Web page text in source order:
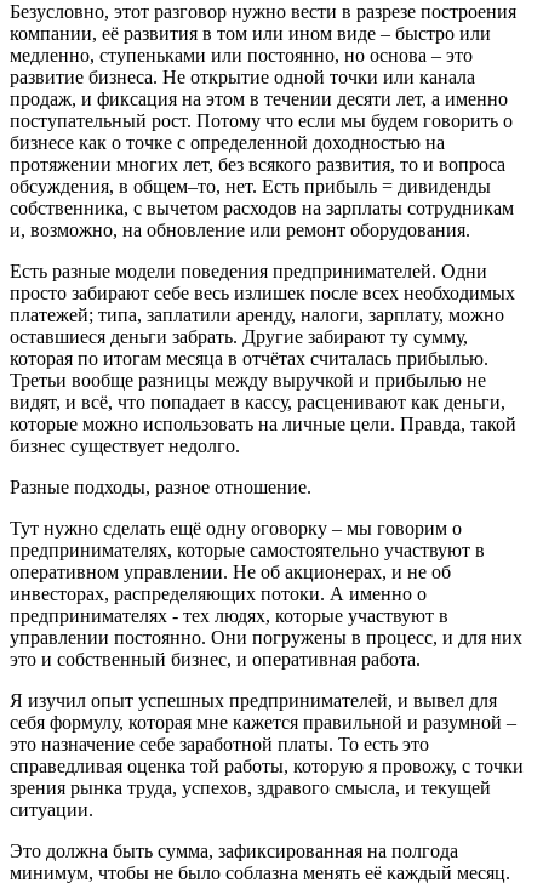
Безусловно, этот разговор нужно вести в разрезе построения
компании, её развития в том или ином виде – быстро или
медленно, ступеньками или постоянно, но основа – это
развитие бизнеса. Не открытие одной точки или канала
продаж, и фиксация на этом в течении десяти лет, а именно
поступательный рост. Потому что если мы будем говорить о
бизнесе как о точке с определенной доходностью на
протяжении многих лет, без всякого развития, то и вопроса
обсуждения, в общем–то, нет. Есть прибыль = дивиденды
собственника, с вычетом расходов на зарплаты сотрудникам
и, возможно, на обновление или ремонт оборудования.
Есть разные модели поведения предпринимателей. Одни
просто забирают себе весь излишек после всех необходимых
платежей; типа, заплатили аренду, налоги, зарплату, можно
оставшиеся деньги забрать. Другие забирают ту сумму,
которая по итогам месяца в отчётах считалась прибылью.
Третьи вообще разницы между выручкой и прибылью не
видят, и всё, что попадает в кассу, расценивают как деньги,
которые можно использовать на личные цели. Правда, такой
бизнес существует недолго.
Разные подходы, разное отношение.
Тут нужно сделать ещё одну оговорку – мы говорим о
предпринимателях, которые самостоятельно участвуют в
оперативном управлении. Не об акционерах, и не об
инвесторах, распределяющих потоки. А именно о
предпринимателях - тех людях, которые участвуют в
управлении постоянно. Они погружены в процесс, и для них
это и собственный бизнес, и оперативная работа.
Я изучил опыт успешных предпринимателей, и вывел для
себя формулу, которая мне кажется правильной и разумной –
это назначение себе заработной платы. То есть это
справедливая оценка той работы, которую я провожу, с точки
зрения рынка труда, успехов, здравого смысла, и текущей
ситуации.
Это должна быть сумма, зафиксированная на полгода
минимум, чтобы не было соблазна менять её каждый месяц.